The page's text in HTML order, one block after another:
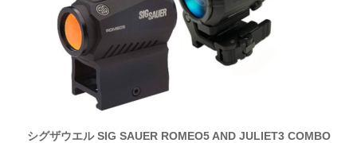
シグザウエル SIG SAUER ROMEO5 AND JULIET3 COMBO